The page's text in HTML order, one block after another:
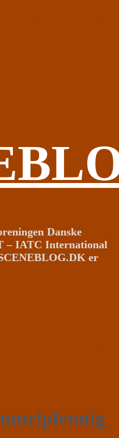
Danske
– IATC International
er